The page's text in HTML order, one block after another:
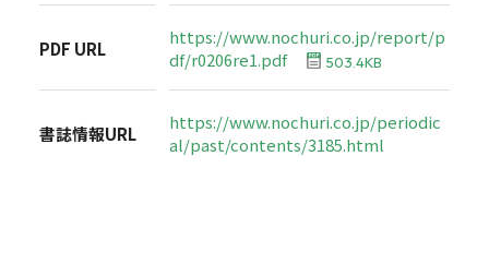
PDF URL
https://www.nochuri.co.jp/report/p
df/r0206re1.pdf
503.4KB
書誌情報URL
https://www.nochuri.co.jp/periodic
al/past/contents/3185.html